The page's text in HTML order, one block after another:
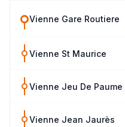
Vienne Gare Routiere
Vienne St Maurice
Vienne Jeu De Paume
Vienne Jean Jaurès